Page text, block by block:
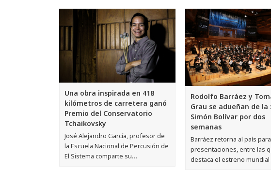
Una obra inspirada en 418
kilómetros de carretera ganó
Premio del Conservatorio
Tchaikovsky
José Alejandro García, profesor de
la Escuela Nacional de Percusión de
El Sistema comparte su…
Rodolfo Barráez y
Grau se adueñan de la
Simón Bolívar por dos
semanas
Barráez retorna al país
presentaciones, entre las
destaca el estreno